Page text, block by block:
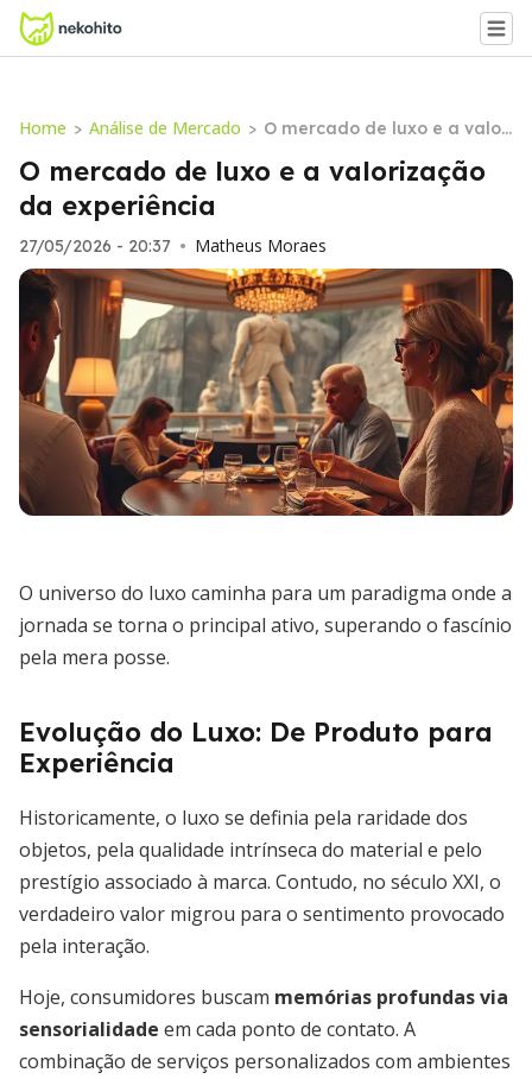
Home > Análise de Mercado > O mercado de luxo e a valori
zação da experiência
O mercado de luxo e a valorização
da experiência
27/05/2026 - 20:37 • Matheus Moraes
O universo do luxo caminha para um paradigma onde a
jornada se torna o principal ativo, superando o fascínio
pela mera posse.
Evolução do Luxo: De Produto para
Experiência
Historicamente, o luxo se definia pela raridade dos
objetos, pela qualidade intrínseca do material e pelo
prestígio associado à marca. Contudo, no século XXI, o
verdadeiro valor migrou para o sentimento provocado
pela interação.
Hoje, consumidores buscam memórias profundas via
sensorialidade em cada ponto de contato. A
combinação de serviços personalizados com ambientes